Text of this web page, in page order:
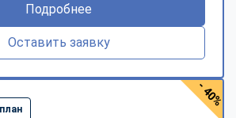
Подробнее
Оставить заявку
- 40%